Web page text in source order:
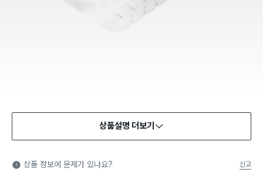
상품설명 더보기
상품 정보에 문제가 있나요? 신고